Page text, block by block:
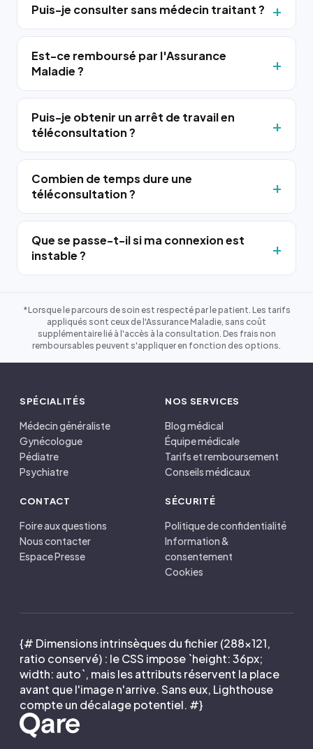
Puis-je consulter sans médecin traitant ?
Est-ce remboursé par l'Assurance
Maladie ?
Puis-je obtenir un arrêt de travail en
téléconsultation ?
Combien de temps dure une
téléconsultation ?
Que se passe-t-il si ma connexion est
instable ?
*Lorsque le parcours de soin est respecté par le patient. Les tarifs
appliqués sont ceux de l'Assurance Maladie, sans coût
supplémentaire lié à l'accès à la consultation. Des frais non
remboursables peuvent s'appliquer en fonction des options.
SPÉCIALITÉS
Médecin généraliste
Gynécologue
Pédiatre
Psychiatre
NOS SERVICES
Blog médical
Équipe médicale
Tarifs et remboursement
Conseils médicaux
CONTACT
Foire aux questions
Nous contacter
Espace Presse
SÉCURITÉ
Politique de confidentialité
Information &
consentement
Cookies
{# Dimensions intrinsèques du fichier (288×121,
ratio conservé) : le CSS impose `height: 36px;
width: auto`, mais les attributs réservent la place
avant que l'image n'arrive. Sans eux, Lighthouse
compte un décalage potentiel. #}